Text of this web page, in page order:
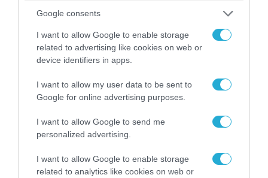
Google consents
I want to allow Google to enable storage
related to advertising like cookies on web or
device identifiers in apps.
I want to allow my user data to be sent to
Google for online advertising purposes.
I want to allow Google to send me
personalized advertising.
I want to allow Google to enable storage
related to analytics like cookies on web or
08.08.2026 | 09:02
«Η απόλυτη τραγωδία»: Η «αιχμηρή» ανάρτηση